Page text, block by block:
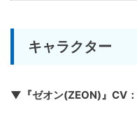
キャラクター
▼『ゼオン(ZEON)』CV